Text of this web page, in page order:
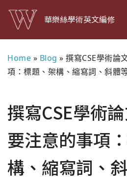
華樂絲學術英文編修
Home » Blog » 撰寫CSE學術論
項：標題、架構、縮寫詞、斜體
撰寫CSE學術
要注意的事項
構、縮寫詞、